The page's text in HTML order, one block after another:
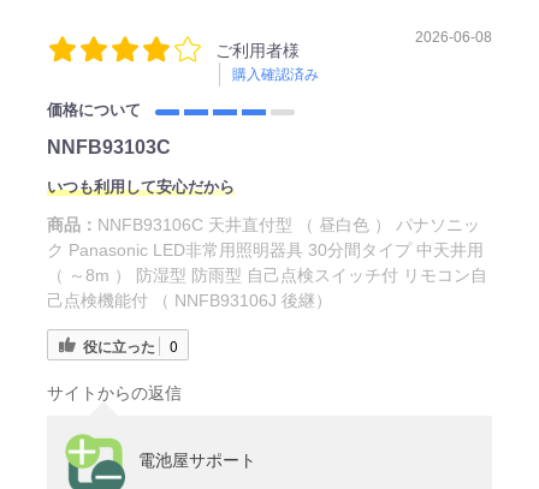
ご利用者様
購入確認済み
2026-06-08
価格について
NNFB93103C
いつも利用して安心だから
商品： NNFB93106C 天井直付型 （ 昼白色 ） パナソニッ
ク Panasonic LED非常用照明器具 30分間タイプ 中天井用
（ ～8m ） 防湿型 防雨型 自己点検スイッチ付 リモコン自
己点検機能付 （ NNFB93106J 後継）
役に立った 0
サイトからの返信
電池屋サポート